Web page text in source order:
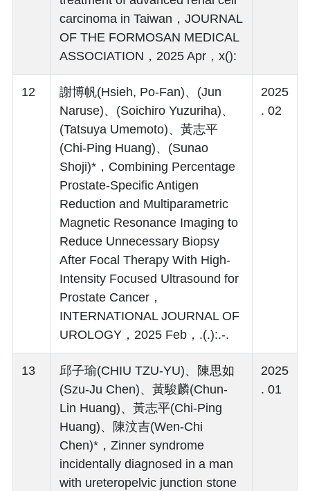
carcinoma in Taiwan，JOURNAL
OF THE FORMOSAN MEDICAL
ASSOCIATION，2025 Apr，x():
12
謝博帆(Hsieh, Po-Fan)、(Jun
Naruse)、(Soichiro Yuzuriha)、
(Tatsuya Umemoto)、黃志平
(Chi-Ping Huang)、(Sunao
Shoji)*，Combining Percentage
Prostate-Specific Antigen
Reduction and Multiparametric
Magnetic Resonance Imaging to
Reduce Unnecessary Biopsy
After Focal Therapy With High-
Intensity Focused Ultrasound for
Prostate Cancer，
INTERNATIONAL JOURNAL OF
UROLOGY，2025 Feb，.(.):.-.
2025
. 02
13
邱子瑜(CHIU TZU-YU)、陳思如
(Szu-Ju Chen)、黃駿麟(Chun-
Lin Huang)、黃志平(Chi-Ping
Huang)、陳汶吉(Wen-Chi
Chen)*，Zinner syndrome
incidentally diagnosed in a man
with ureteropelvic junction stone
2025
. 01